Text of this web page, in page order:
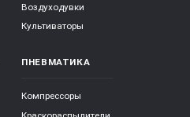
Воздуходувки
Культиваторы
ПНЕВМАТИКА
Компрессоры